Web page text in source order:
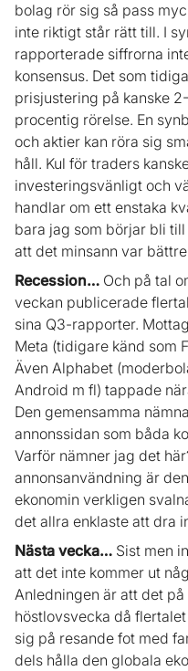
bolag rör sig så pass
inte riktigt står rätt till. I
rapporterade siffrorna
konsensus. Det som
prisjustering på kanske
procentig rörelse. En
och aktier kan röra sig
håll. Kul för traders
investeringsvänligt och
handlar om ett enstaka
bara jag som börjar bli
att det minsann var
Recession… Och på tal
veckan publicerade
sina Q3-rapporter.
Meta (tidigare känd som
Även Alphabet
Android m fl) tappade
Den gemensamma
annonssidan som båda
Varför nämner jag det
annonsanvändning är
ekonomin verkligen
det allra enklaste att dra
Nästa vecka… Sist men
att det inte kommer ut
Anledningen är att det
höstlovsvecka då
sig på resande fot med
dels hålla den globala